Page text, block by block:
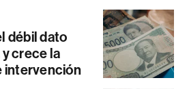
débil dato
y crece la
intervención